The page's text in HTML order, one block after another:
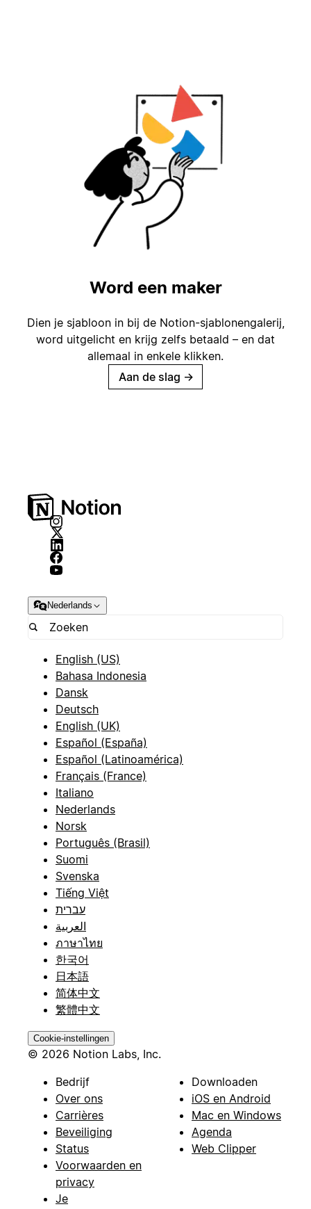
Word een maker
Dien je sjabloon in bij de Notion-sjablonengalerij,
word uitgelicht en krijg zelfs betaald – en dat
allemaal in enkele klikken.
Aan de slag →
Nederlands
English (US)
Bahasa Indonesia
Dansk
Deutsch
English (UK)
Español (España)
Español (Latinoamérica)
Français (France)
Italiano
Nederlands
Norsk
Português (Brasil)
Suomi
Svenska
Tiếng Việt
עברית
العربية
ภาษาไทย
한국어
日本語
简体中文
繁體中文
Cookie-instellingen
© 2026 Notion Labs, Inc.
Bedrijf
Over ons
Carrières
Beveiliging
Status
Voorwaarden en
privacy
Je
Downloaden
iOS en Android
Mac en Windows
Agenda
Web Clipper